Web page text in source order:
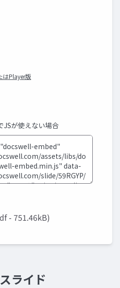
はPlayer版
JSが使えない場合
- 751.46kB)
ライド